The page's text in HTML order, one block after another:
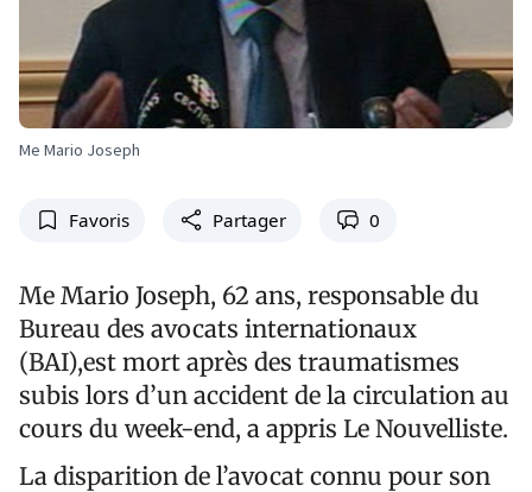
Me Mario Joseph
Favoris Partager 0
Me Mario Joseph, 62 ans, responsable du
Bureau des avocats internationaux
(BAI),est mort après des traumatismes
subis lors d’un accident de la circulation au
cours du week-end, a appris Le Nouvelliste.
La disparition de l’avocat connu pour son